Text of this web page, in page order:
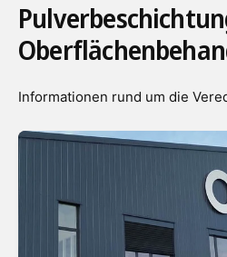
Informationen rund um die